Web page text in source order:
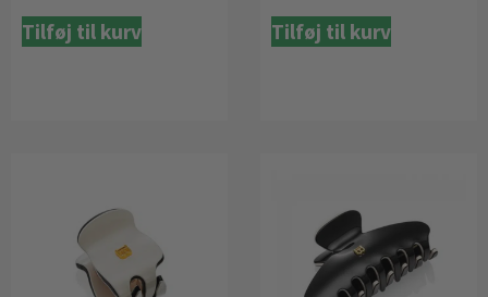
Tilføj til kurv
Tilføj til kurv